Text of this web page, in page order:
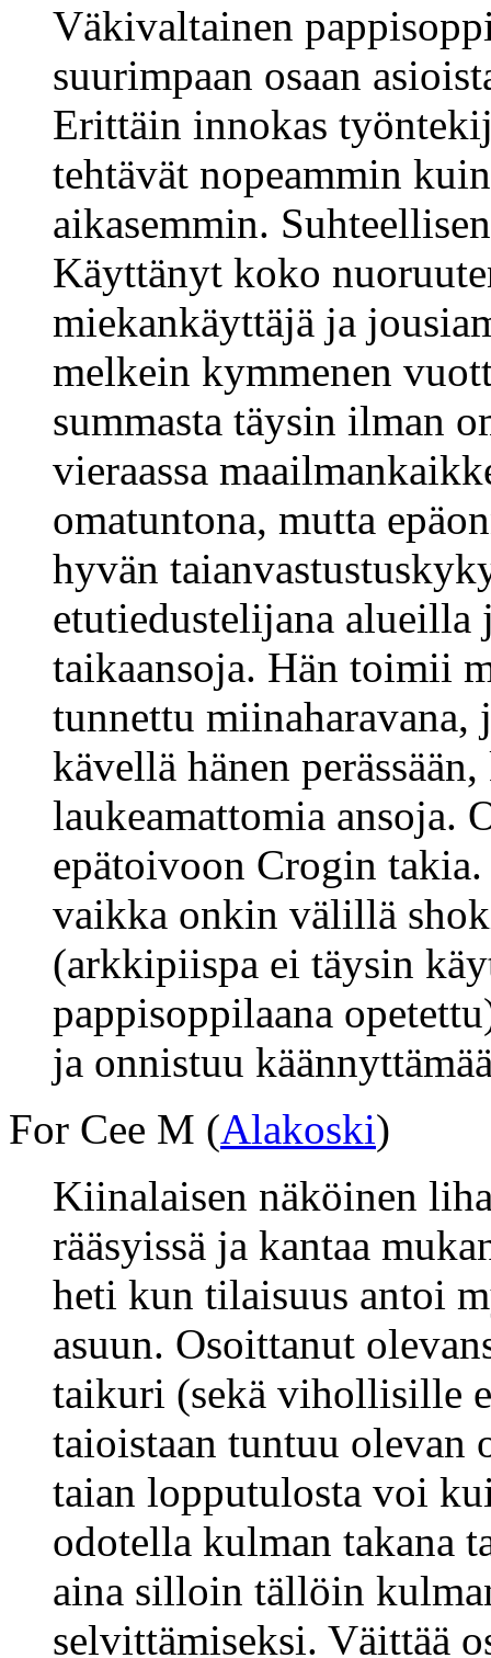
Väkivaltainen
suurimpaan osaan
Erittäin innokas
tehtävät nopeammin
aikasemmin.
Käyttänyt koko
miekankäyttäjä ja
melkein kymmenen
summasta täysin ilman
vieraassa
omatuntona, mutta
hyvän
etutiedustelijana alueilla
taikaansoja. Hän toimii
tunnettu
kävellä hänen
laukeamattomia ansoja.
epätoivoon Crogin
vaikka onkin välillä
(arkkipiispa ei täysin
pappisoppilaana
ja onnistuu
For Cee M (Alakoski)
Kiinalaisen näköinen
rääsyissä ja kantaa
heti kun tilaisuus antoi
asuun. Osoittanut
taikuri (sekä vihollisille
taioistaan tuntuu olevan
taian lopputulosta voi
odotella kulman takana
aina silloin tällöin
selvittämiseksi. Väittää